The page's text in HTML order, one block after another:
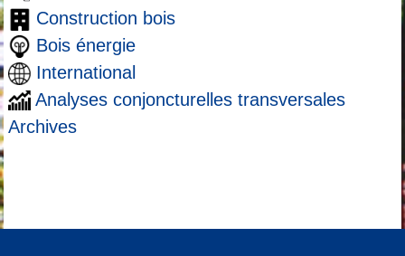
Construction bois
Bois énergie
International
Analyses conjoncturelles transversales
Archives